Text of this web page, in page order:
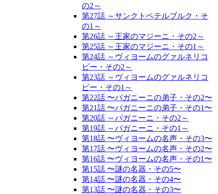
の2～
第27話 ～サンクトペテルブルク・そ
の1～
第26話 ～王家のマジーニ・その2～
第25話 ～王家のマジーニ・その1～
第24話 ～ヴィヨームのグァルネリコ
ピー・その2～
第23話 ～ヴィヨームのグァルネリコ
ピー・その1～
第22話 〜パガニーニの弟子・その2〜
第21話 〜パガニーニの弟子・その1〜
第20話 ～パガニーニ・その2～
第19話 ～パガニーニ・その1～
第18話 〜ヴィヨームの名声・その3〜
第17話 〜ヴィヨームの名声・その2〜
第16話 〜ヴィヨームの名声・その1〜
第15話 〜謎の名器・その5〜
第14話 〜謎の名器・その4〜
第13話 〜謎の名器・その3〜